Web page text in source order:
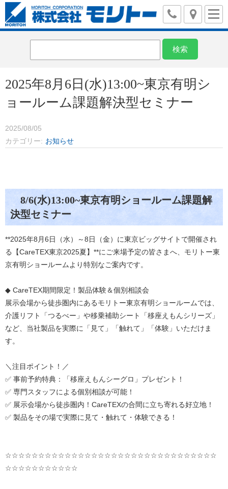
2025年8月6日(水)13:00~東京有明シ
ョールーム課題解決型セミナー
2025/08/05
カテゴリー
お知らせ
8/6(水)13:00~東京有明ショールーム課題解
決型セミナー
**2025年8 月6日（水）～8日（金）に東京ビッグサイトで開催され
る【CareTEX東京2025夏】 **にご来場予定の皆さまへ、モリトー東
京有明ショールームより特別なご案内です。
◆ CareTEX期間限定！製品体験＆個別相談会
展示会場から徒歩圏内にあるモリトー東京有明ショールームでは、
介護リフト「つるべー」や移乗補助シート「移座えもんシリーズ」
など、当社製品を実際に「見て」「触れて」「体験」いただけま
す。
＼注目ポイント！／
✅ 事前予約特典：「移座えもんシーグロ」プレゼント！
✅ 専門スタッフによる個別相談が可能！
✅ 展示会場から徒歩圏内！ CareTEXの合間に立ち寄れる好立地！
✅ 製品をその場で実際に見て・触れて・体験できる！
☆☆☆☆☆☆☆☆☆☆☆☆☆☆☆☆☆☆☆☆☆☆☆☆☆☆☆☆☆☆☆☆
☆☆☆☆☆☆☆☆☆☆☆